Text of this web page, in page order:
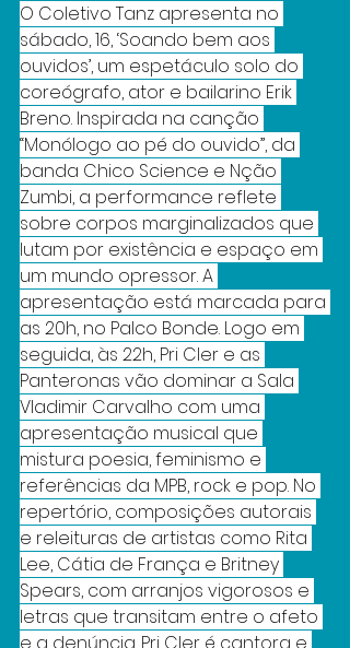
O Coletivo Tanz apresenta no
sábado, 16, ‘Soando bem aos
ouvidos’, um espetáculo solo do
coreógrafo, ator e bailarino Erik
Breno. Inspirada na canção
“Monólogo ao pé do ouvido”, da
banda Chico Science e Nção
Zumbi, a performance reflete
sobre corpos marginalizados que
lutam por existência e espaço em
um mundo opressor. A
apresentação está marcada para
as 20h, no Palco Bonde. Logo em
seguida, às 22h, Pri Cler e as
Panteronas vão dominar a Sala
Vladimir Carvalho com uma
apresentação musical que
mistura poesia, feminismo e
referências da MPB, rock e pop. No
repertório, composições autorais
e releituras de artistas como Rita
Lee, Cátia de França e Britney
Spears, com arranjos vigorosos e
letras que transitam entre o afeto